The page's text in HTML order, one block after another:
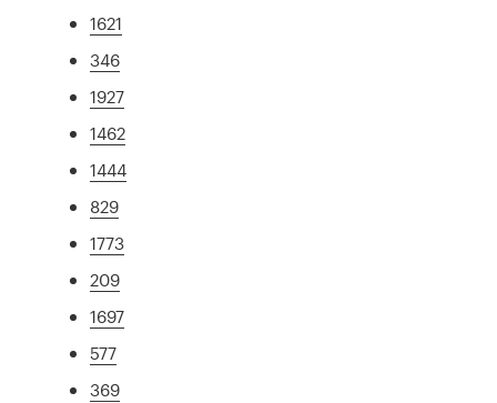
1621
346
1927
1462
1444
829
1773
209
1697
577
369